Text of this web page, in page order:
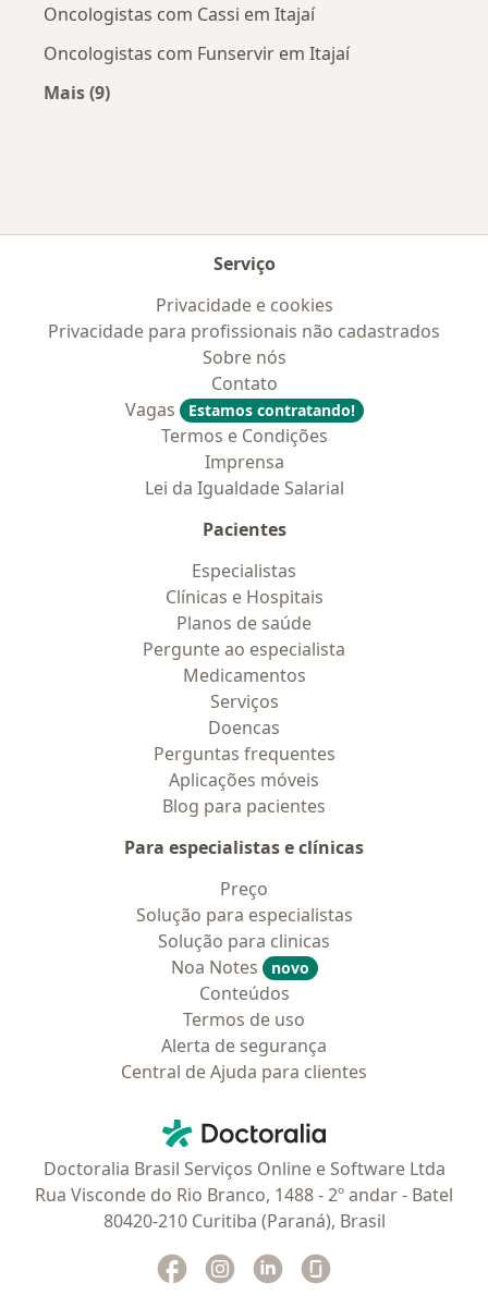
Oncologistas com Cassi em Itajaí
Oncologistas com Funservir em Itajaí
Mais (9)
Serviço
Privacidade e cookies
Privacidade para profissionais não cadastrados
Sobre nós
Contato
Vagas
Estamos contratando!
Termos e Condições
Imprensa
Lei da Igualdade Salarial
Pacientes
Especialistas
Clínicas e Hospitais
Planos de saúde
Pergunte ao especialista
Medicamentos
Serviços
Doencas
Perguntas frequentes
Aplicações móveis
Blog para pacientes
Para especialistas e clínicas
Preço
Solução para especialistas
Solução para clinicas
Noa Notes
novo
Conteúdos
Termos de uso
Alerta de segurança
Central de Ajuda para clientes
Doctoralia - Homepage
Doctoralia Brasil Serviços Online e Software Ltda
Rua Visconde do Rio Branco, 1488 - 2º andar - Batel
80420-210 Curitiba (Paraná), Brasil
Facebook
abre num novo separador
Instagram
abre num novo separador
Linkedin
abre num novo